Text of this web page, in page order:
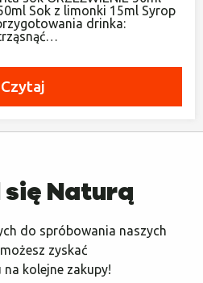
Sok z limonki 15ml Syrop
drinka:
Czytaj
się Naturą
do spróbowania naszych
zyskać
na kolejne zakupy!